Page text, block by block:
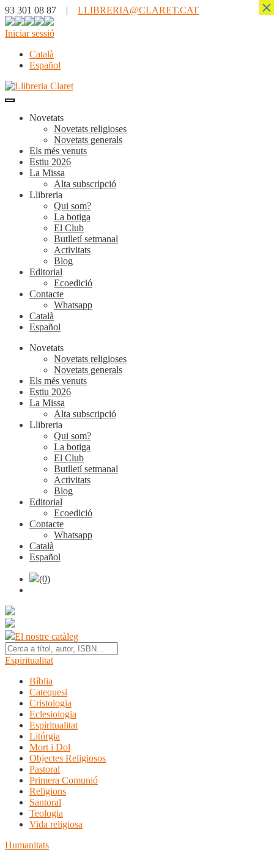
93 301 08 87 | LLIBRERIA@CLARET.CAT
Iniciar sessió
Català
Español
Novetats
Novetats religioses
Novetats generals
Els més venuts
Estiu 2026
La Missa
Alta subscripció
Llibreria
Qui som?
La botiga
El Club
Butlletí setmanal
Activitats
Blog
Editorial
Ecoedició
Contacte
Whatsapp
Català
Español
Novetats
Novetats religioses
Novetats generals
Els més venuts
Estiu 2026
La Missa
Alta subscripció
Llibreria
Qui som?
La botiga
El Club
Butlletí setmanal
Activitats
Blog
Editorial
Ecoedició
Contacte
Whatsapp
Català
Español
(0)
El nostre catàleg
Espiritualitat
Bíblia
Catequesi
Cristologia
Eclesiologia
Espiritualitat
Litúrgia
Mort i Dol
Objectes Religiosos
Pastoral
Primera Comunió
Religions
Santoral
Teologia
Vida religiosa
Humanitats
×